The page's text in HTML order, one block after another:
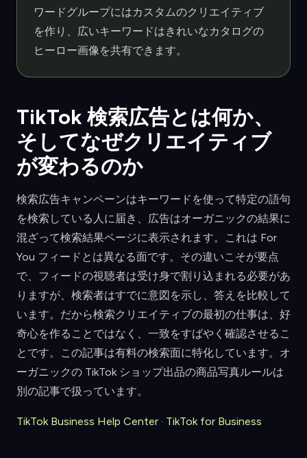
ワードグループにはカスタムのクリエイティブ
を作り、広いキーワードはきれいなカタログの
ヒーロー画像を共有できます。
TikTok 検索広告とは何か、
そしてなぜクリエイティブ
が変わるのか
検索広告キャンペーンはキーワードを使って特定の語句
を検索している人に届き、広告はオーガニックの結果に
混ざって検索結果ページに表示されます。これは For
You フィードとは異なる面です。その違いこそが要点
で、フィードの視聴者は受け身で割り込まれる必要があ
りますが、検索者はすでに意図を示し、答えを比較して
います。だから検索クリエイティブの最初の仕事は、好
奇心を作ることではなく、一致をすばやく確認させるこ
とです。この記事は有料の検索面に特化しています。オ
ーガニックの TikTok ショップ出品の商品写真ルールは
別の記事で扱っています。
TikTok Business Help Center · TikTok for Business